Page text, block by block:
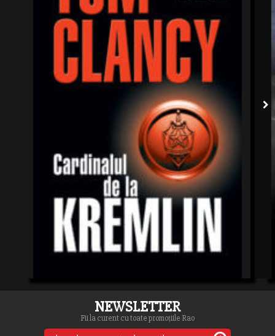
NEWSLETTER
Fii la curent cu toate promoțiile Rao